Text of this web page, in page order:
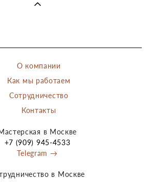
О компании
Как мы работаем
Сотрудничество
Контакты
в Москве
+7 (909) 945-4533
Telegram →
в Москве